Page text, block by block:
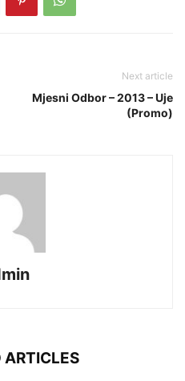
Next article
Mjesni Odbor – 2013 – Uje
(Promo)
ARTICLES